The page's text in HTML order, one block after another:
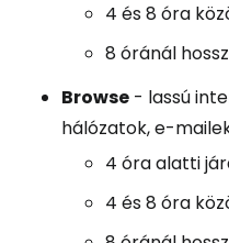
4 és 8 óra
8 óránál
Browse - lassú
hálózatok, e-
4 óra alatti
4 és 8 óra